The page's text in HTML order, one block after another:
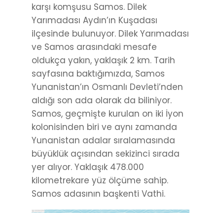
karşı komşusu Samos. Dilek
Yarımadası Aydın’ın Kuşadası
ilçesinde bulunuyor. Dilek Yarımadası
ve Samos arasındaki mesafe
oldukça yakın, yaklaşık 2 km. Tarih
sayfasına baktığımızda, Samos
Yunanistan’ın Osmanlı Devleti’nden
aldığı son ada olarak da biliniyor.
Samos, geçmişte kurulan on iki İyon
kolonisinden biri ve aynı zamanda
Yunanistan adalar sıralamasında
büyüklük açısından sekizinci sırada
yer alıyor. Yaklaşık 478.000
kilometrekare yüz ölçüme sahip.
Samos adasının başkenti Vathi.